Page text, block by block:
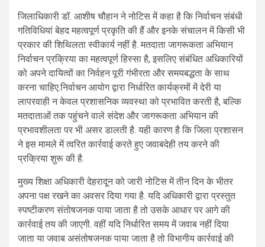
जिलाधिकारी डॉ. आशीष चौहान ने नोटिस में कहा है कि निर्वाचन संबंधी
गतिविधियां बेहद महत्वपूर्ण प्रकृति की हैं और इनके संचालन में किसी भी
प्रकार की शिथिलता स्वीकार्य नहीं है. मतदाता जागरूकता अभियान
निर्वाचन प्रक्रिया का महत्वपूर्ण हिस्सा है, इसलिए संबंधित अधिकारियों
को अपने दायित्वों का निर्वहन पूरी गंभीरता और समयबद्धता के साथ
करना चाहिए.निर्वाचन आयोग द्वारा निर्धारित कार्यक्रमों में देरी या
लापरवाही न केवल प्रशासनिक व्यवस्था को प्रभावित करती है, बल्कि
मतदाताओं तक पहुंचने वाले संदेश और जागरूकता अभियान की
प्रभावशीलता पर भी असर डालती है. यही कारण है कि जिला प्रशासन
ने इस मामले में त्वरित कार्रवाई करते हुए जवाबदेही तय करने की
प्रक्रिया शुरू की है.
मुख्य शिक्षा अधिकारी देहरादून को जारी नोटिस में तीन दिन के भीतर
अपना पक्ष रखने का अवसर दिया गया है. यदि अधिकारी द्वारा प्रस्तुत
स्पष्टीकरण संतोषजनक पाया जाता है तो उसके आधार पर आगे की
कार्रवाई तय की जाएगी. वहीं यदि निर्धारित समय में जवाब नहीं दिया
जाता या जवाब असंतोषजनक पाया जाता है तो विभागीय कार्रवाई की